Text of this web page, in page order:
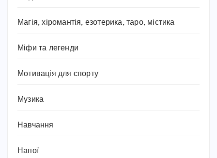
Магія, хіромантія, езотерика, таро, містика
Міфи та легенди
Мотивація для спорту
Музика
Навчання
Напої